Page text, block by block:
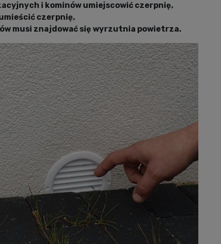
i kominów umiejscowić czerpnię,
czerpnię,
musi znajdować się wyrzutnia powietrza.